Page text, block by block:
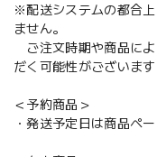
※配送システムの都合
ません。
ご注文時期や商品によ
だく可能性がございます
＜予約商品＞
・発送予定日は商品ペ